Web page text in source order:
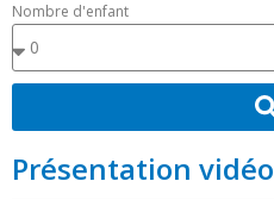
Nombre d'enfant
Présentation vidéo